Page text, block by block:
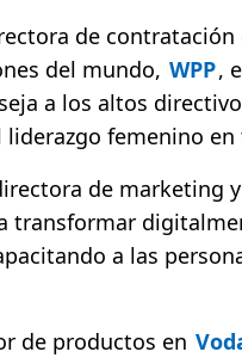
de
del mundo, WPP,
a los altos
liderazgo femenino
de marketing
transformar
a las
de productos en